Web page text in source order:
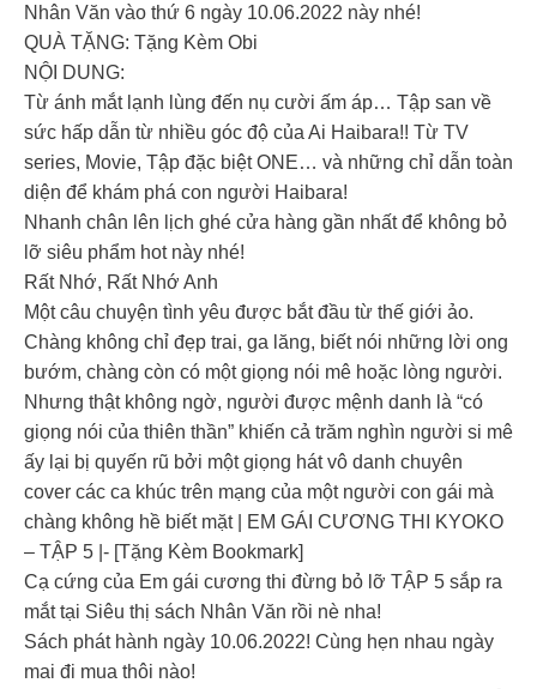
Nhân Văn vào thứ 6 ngày 10.06.2022 này nhé!
QUÀ TẶNG: Tặng Kèm Obi
NỘI DUNG:
Từ ánh mắt lạnh lùng đến nụ cười ấm áp… Tập san về
sức hấp dẫn từ nhiều góc độ của Ai Haibara!! Từ TV
series, Movie, Tập đặc biệt ONE… và những chỉ dẫn toàn
diện để khám phá con người Haibara!
Nhanh chân lên lịch ghé cửa hàng gần nhất để không bỏ
lỡ siêu phẩm hot này nhé!
Rất Nhớ, Rất Nhớ Anh
Một câu chuyện tình yêu được bắt đầu từ thế giới ảo.
Chàng không chỉ đẹp trai, ga lăng, biết nói những lời ong
bướm, chàng còn có một giọng nói mê hoặc lòng người.
Nhưng thật không ngờ, người được mệnh danh là “có
giọng nói của thiên thần” khiến cả trăm nghìn người si mê
ấy lại bị quyến rũ bởi một giọng hát vô danh chuyên
cover các ca khúc trên mạng của một người con gái mà
chàng không hề biết mặt | EM GÁI CƯƠNG THI KYOKO
– TẬP 5 |- [Tặng Kèm Bookmark]
Cạ cứng của Em gái cương thi đừng bỏ lỡ TẬP 5 sắp ra
mắt tại Siêu thị sách Nhân Văn rồi nè nha!
Sách phát hành ngày 10.06.2022! Cùng hẹn nhau ngày
mai đi mua thôi nào!